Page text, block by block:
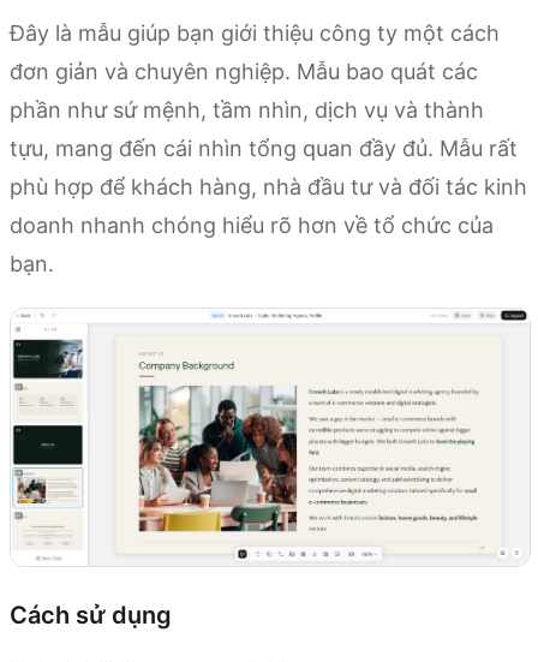
Đây là mẫu giúp bạn giới thiệu công ty một cách
đơn giản và chuyên nghiệp. Mẫu bao quát các
phần như sứ mệnh, tầm nhìn, dịch vụ và thành
tựu, mang đến cái nhìn tổng quan đầy đủ. Mẫu rất
phù hợp để khách hàng, nhà đầu tư và đối tác kinh
doanh nhanh chóng hiểu rõ hơn về tổ chức của
bạn.
Cách sử dụng